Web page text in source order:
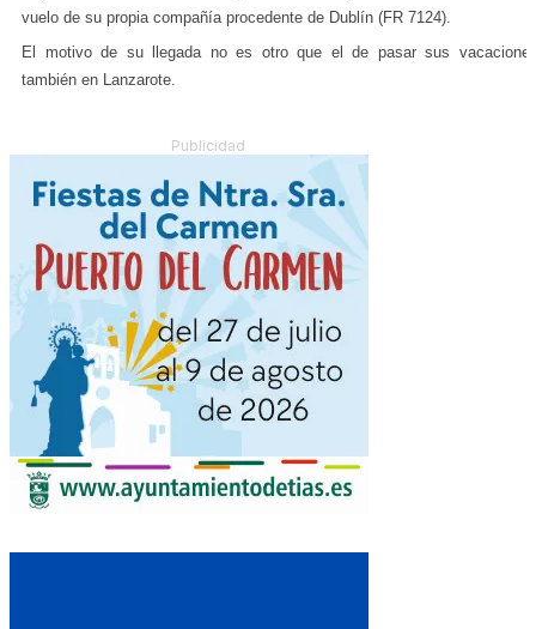
vuelo de su propia compañía procedente de Dublín (FR 7124).
El motivo de su llegada no es otro que el de pasar sus
también en Lanzarote.
Publicidad